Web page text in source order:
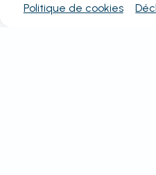
Politique de cookies